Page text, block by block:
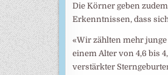
Die Körner geben
Erkenntnissen, dass
«Wir zählten mehr
einem Alter von 4,6 bis
verstärkter